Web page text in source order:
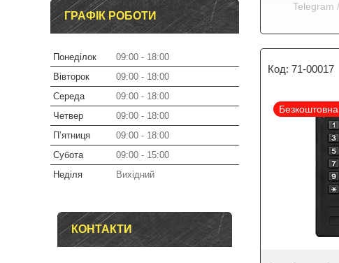
Telegram
71-00017
ГРАФІК РОБОТИ
Понеділок 09:00
18:00
Вівторок
09:00
18:00
Середа
09:00
18:00
Четвер
09:00
18:00
Пʼятниця
09:00
18:00
Субота
09:00
15:00
Неділя
Вихідний
КОНТАКТИ